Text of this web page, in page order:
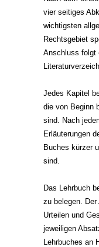
vier seitiges
wichtigsten
Rechtsgebiet
Anschluss folgt
Jedes Kapitel
die von Beginn
sind. Nach
Erläuterungen
Buches kürzer
sind.
Das Lehrbuch
zu belegen.
Urteilen und
jeweiligen
Lehrbuches an